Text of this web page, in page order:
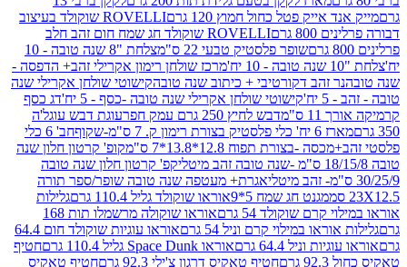
אייק פטל כחול חמוץ 120 גרם
ROVELLI שוקולד בעיצוב
גרם
ROVELLI שוקולד חג שמח חום זהב חלב
שופר פלסטיק טבעי 22 ס"מ
צלחת "8 שנה טובה - 10
מרכז שולחן רימון אקרילי זהב+ הדפסה -
זהב דקורטיבי + כיתוב שנה טובהקישוטי שולחן אקרילי שנה
קישוטי שולחן אקרילי שנה טובה -כסף - 5 יח'
דג כסף
ס"מ
דבש לחיץ 250 גרם עמק חפר
עוגת דבש עוגל'ה
בצורת רימון ק. 7 ס"מ-שקוף
חב' 6 כלי
-בצורת תפוח 12.8*13.8*7 ס"מ
קופ' קרטון חלון שנה
קפ' קרטון חלון שנה טובה
אגרת+ מעטפה שנה טובה שופר/ספר תורה
מגנט חג שמח 5*9
אוראו שוקולד גליל 110.4 גרם
גלילות
קרם שוקולד 54 גרם
אוראו שוקולה מרשמלו תות 168
במילוי קרם וניל 54 גרם
אוראו עוגיות שוקולד חום 64.4
וניל 64.4 גרם
אוראו Space Dunk גליל 110.4 גרם
חטיף
חטיף טאקיס דרגון צ'ילי 92.3 גרם
חטיף טאקיס